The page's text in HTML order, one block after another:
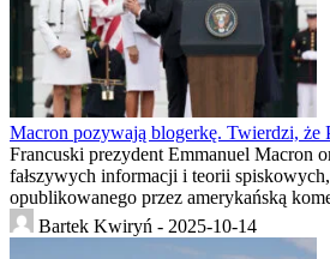
Macron pozywają blogerkę. Twierdzi, że
Francuski prezydent Emmanuel Macron
fałszywych informacji i teorii
opublikowanego przez amerykańską
Bartek Kwiryń - 2025-10-14